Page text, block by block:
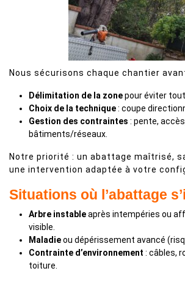
Nous sécurisons chaque chantier
Délimitation de la zonepour éviter
Choix de la technique: coupe
Gestion des contraintes : pente,
bâtiments/réseaux.
Notre priorité : un abattage maîtrisé,
une intervention adaptée à votre
Situations où l’abattage
Arbre instableaprès intempéries ou
visible.
Maladieou dépérissement avancé
Contrainte d’environnement : câbles,
toiture.